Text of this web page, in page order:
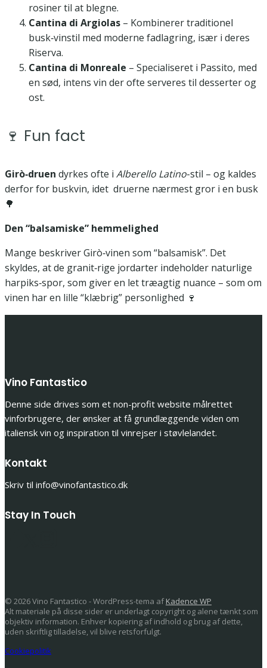
rosiner til at blegne.
Cantina di Argiolas – Kombinerer traditionel
busk‑vinstil med moderne fadlagring, især i deres
Riserva.
Cantina di Monreale – Specialiseret i Passito, med
en sød, intens vin der ofte serveres til desserter og
ost.
🍷 Fun fact
Girò‑druen dyrkes ofte i Alberello Latino-stil – og kaldes
derfor for buskvin, idet druerne nærmest gror i en busk
🌳
Den “balsamiske” hemmelighed
Mange beskriver Girò‑vinen som “balsamisk”. Det
skyldes, at de granit‑rige jordarter indeholder naturlige
harpiks‑spor, som giver en let træagtig nuance – som om
vinen har en lille “klæbrig” personlighed 🍷
Vino Fantastico
Denne side drives som et non-profit website målrettet
vinforbrugere, der ønsker at få grundlæggende viden om
italiensk vin og inspiration til vinrejser i støvlelandet.
Kontakt
Skriv til info@vinofantastico.dk
Stay In Touch
© 2026 Vino Fantastico - WordPress-tema afKadence WP
Alt materiale på disse sider er underlagt copyright og alene tænkt som
objektiv information. Enhver kopiering af indhold og brug af dette,
uden skriftlig tilladelse, vil blive retsforfulgt.
Cookiepolitik